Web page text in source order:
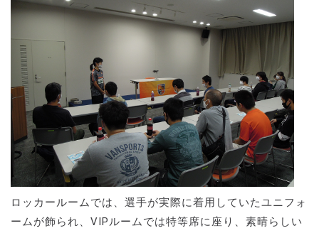
ロッカールームでは、選手が実際に着用していたユニフォ
ームが飾られ、VIPルームでは特等席に座り、素晴らしい